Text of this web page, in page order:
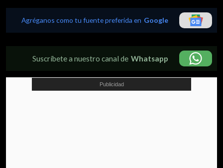
Agréganos como tu fuente preferida en Google
Suscríbete a nuestro canal de Whatsapp